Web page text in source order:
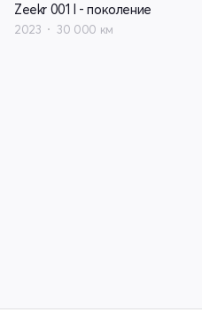
Zeekr 001 I - поколение
2023 30 000 км